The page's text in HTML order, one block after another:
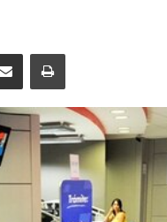
Compartir por correo electrónicoImprimir